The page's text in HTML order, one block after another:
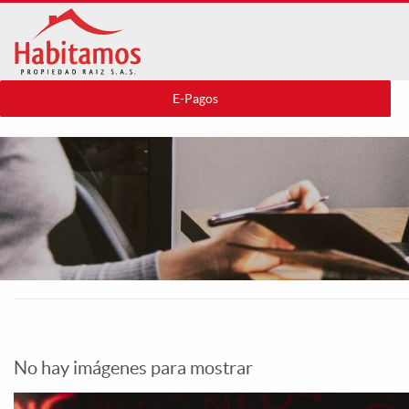
contenido
principal
E-Pagos
No hay imágenes para mostrar